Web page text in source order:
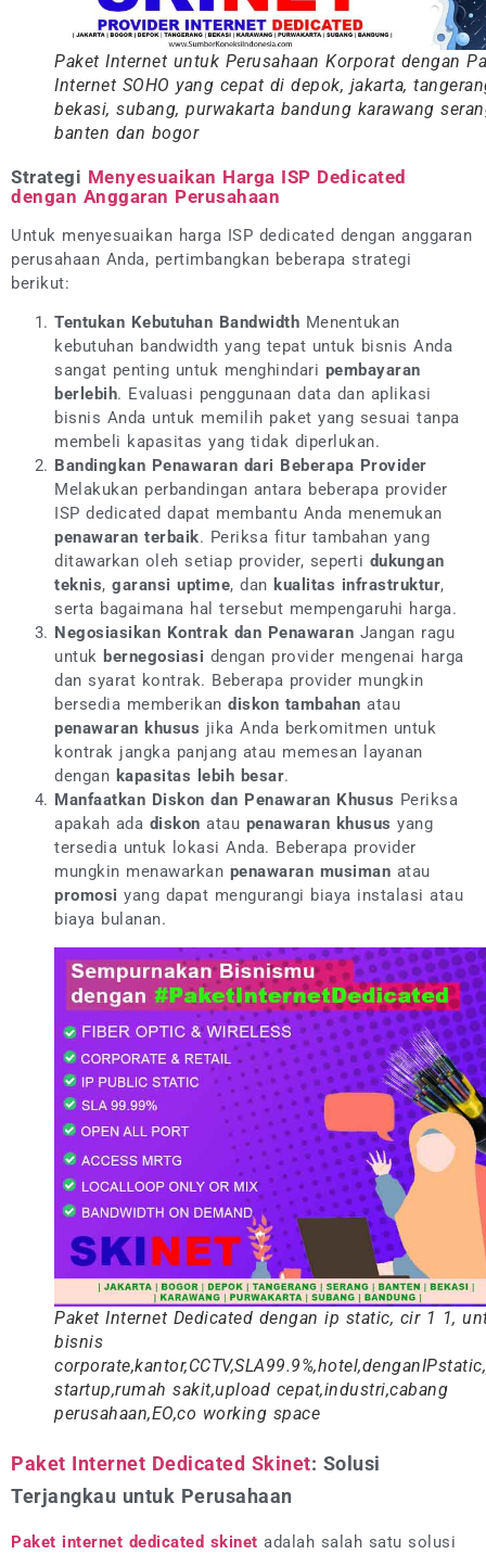
Paket Internet untuk Perusahaan Korporat dengan
Internet SOHO yang cepat di depok, jakarta,
bekasi, subang, purwakarta bandung karawang
banten dan bogor
Strategi Menyesuaikan Harga ISP Dedicated
dengan Anggaran Perusahaan
Untuk menyesuaikan harga ISP dedicated dengan anggaran
perusahaan Anda, pertimbangkan beberapa strategi
berikut:
Tentukan Kebutuhan Bandwidth Menentukan
kebutuhan bandwidth yang tepat untuk bisnis Anda
sangat penting untuk menghindari pembayaran
berlebih. Evaluasi penggunaan data dan aplikasi
bisnis Anda untuk memilih paket yang sesuai tanpa
membeli kapasitas yang tidak diperlukan.
Bandingkan Penawaran dari Beberapa Provider
Melakukan perbandingan antara beberapa provider
ISP dedicated dapat membantu Anda menemukan
penawaran terbaik. Periksa fitur tambahan yang
ditawarkan oleh setiap provider, seperti dukungan
teknis, garansi uptime, dan kualitas infrastruktur,
serta bagaimana hal tersebut mempengaruhi harga.
Negosiasikan Kontrak dan Penawaran Jangan ragu
untuk bernegosiasi dengan provider mengenai harga
dan syarat kontrak. Beberapa provider mungkin
bersedia memberikan diskon tambahan atau
penawaran khusus jika Anda berkomitmen untuk
kontrak jangka panjang atau memesan layanan
dengan kapasitas lebih besar.
Manfaatkan Diskon dan Penawaran Khusus Periksa
apakah ada diskon atau penawaran khusus yang
tersedia untuk lokasi Anda. Beberapa provider
mungkin menawarkan penawaran musiman atau
promosi yang dapat mengurangi biaya instalasi atau
biaya bulanan.
Paket Internet Dedicated dengan ip static, cir 1 1,
bisnis
startup,rumah sakit,upload cepat,industri,cabang
perusahaan,EO,co working space
Paket Internet Dedicated Skinet: Solusi
Terjangkau untuk Perusahaan
Paket internet dedicated skinet adalah salah satu solusi